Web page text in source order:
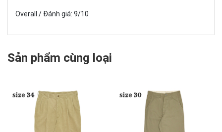
Overall / Đánh giá: 9/10
Sản phẩm cùng loại